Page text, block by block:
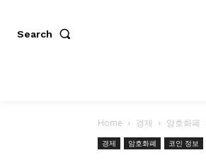
Search
Home 경제 암호화폐
경제 암호화폐 코인 정보